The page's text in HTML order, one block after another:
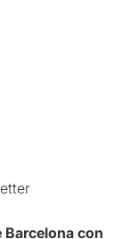
Barcelona con